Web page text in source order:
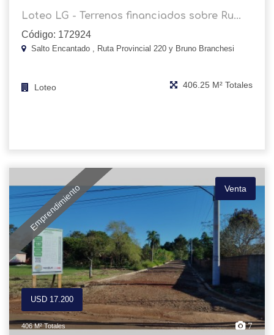
Loteo LG - Terrenos financiados sobre Ru...
Código: 172924
Salto Encantado , Ruta Provincial 220 y Bruno Branchesi
Loteo 406.25 M² Totales
Emprendimiento Venta
USD 17.200
406 M² Totales 7